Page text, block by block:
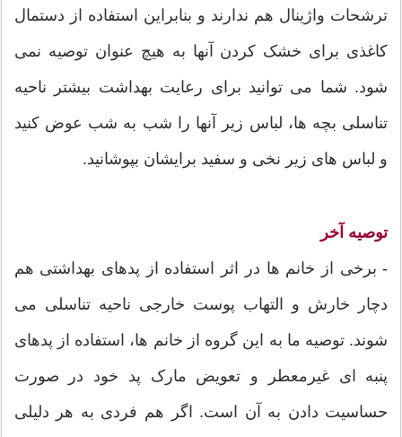
ترشحات واژینال هم ندارند و بنابراین استفاده از دستمال
کاغذی برای خشک کردن آنها به هیچ عنوان توصیه نمی
شود. شما می توانید برای رعایت بهداشت بیشتر ناحیه
تناسلی بچه ها، لباس زیر آنها را شب به شب عوض کنید
و لباس های زیر نخی و سفید برایشان بپوشانید.
توصیه آخر
- برخی از خانم ها در اثر استفاده از پدهای بهداشتی هم
دچار خارش و التهاب پوست خارجی ناحیه تناسلی می
شوند. توصیه ما به این گروه از خانم ها، استفاده از پدهای
پنبه ای غیرمعطر و تعویض مارک پد خود در صورت
حساسیت دادن به آن است. اگر هم فردی به هر دلیلی